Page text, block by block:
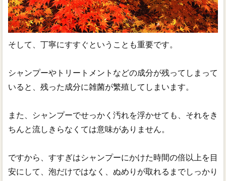
そして、丁寧にすすぐということも重要です。
シャンプーやトリートメントなどの成分が残ってしまって
いると、残った成分に雑菌が繁殖してしまいます。
また、シャンプーでせっかく汚れを浮かせても、それをき
ちんと流しきらなくては意味がありません。
ですから、すすぎはシャンプーにかけた時間の倍以上を目
安にして、泡だけではなく、ぬめりが取れるまでしっかり